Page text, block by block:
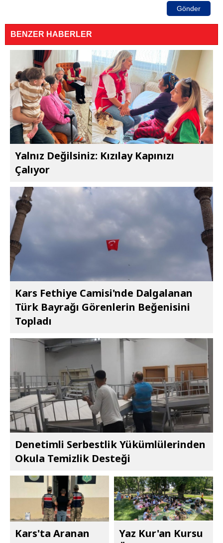
Gönder
BENZER HABERLER
Yalnız Değilsiniz: Kızılay Kapınızı
Çalıyor
Kars Fethiye Camisi'nde Dalgalanan
Türk Bayrağı Görenlerin Beğenisini
Topladı
Denetimli Serbestlik Yükümlülerinden
Okula Temizlik Desteği
Kars'ta Aranan
Yaz Kur'an Kursu